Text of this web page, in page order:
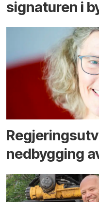
signaturen i
ned­bygging